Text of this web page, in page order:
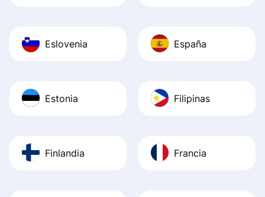
Eslovenia España
Estonia Filipinas
Finlandia Francia